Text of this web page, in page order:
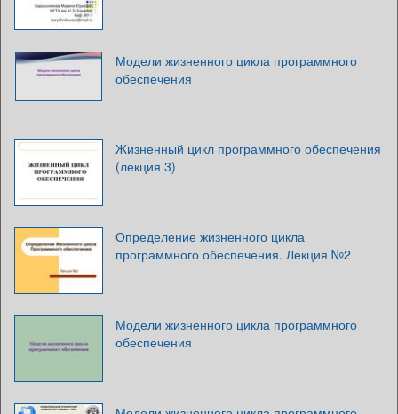
Модели жизненного цикла программного
обеспечения
Жизненный цикл программного обеспечения
(лекция 3)
Определение жизненного цикла
программного обеспечения. Лекция №2
Модели жизненного цикла программного
обеспечения